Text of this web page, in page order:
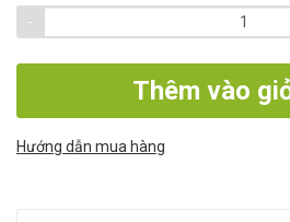
-
Thêm vào
Hướng dẫn mua hàng